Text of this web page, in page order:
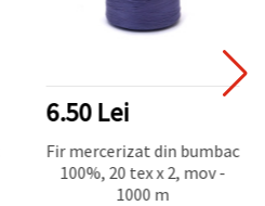
6.50 Lei
Fir mercerizat din bumbac
100%, 20 tex x 2, mov -
1000 m